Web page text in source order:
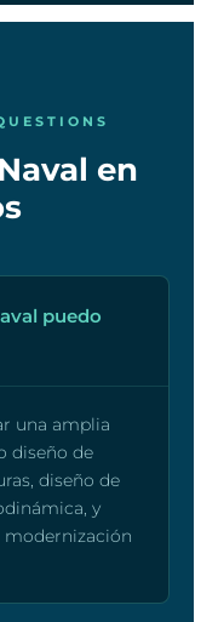
en
puedo
una amplia
diseño de
diseño de
y